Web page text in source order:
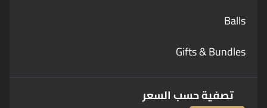
Balls
Gifts & Bundles
تصفية حسب السعر